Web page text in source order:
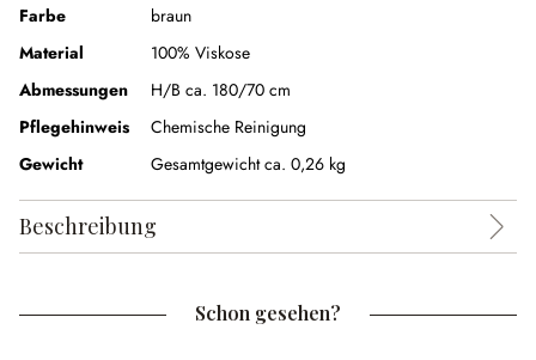
Farbe
braun
Material
100% Viskose
Abmessungen
H/B ca. 180/70 cm
Pflegehinweis
Chemische Reinigung
Gewicht
Gesamtgewicht ca. 0,26 kg
Beschreibung
Schon gesehen?